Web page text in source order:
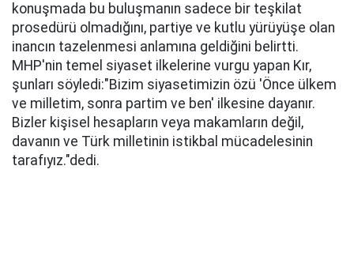
konuşmada bu buluşmanın sadece bir teşkilat
prosedürü olmadığını, partiye ve kutlu yürüyüşe olan
inancın tazelenmesi anlamına geldiğini belirtti.
MHP'nin temel siyaset ilkelerine vurgu yapan Kır,
şunları söyledi:​"Bizim siyasetimizin özü 'Önce ülkem
ve milletim, sonra partim ve ben' ilkesine dayanır.
Bizler kişisel hesapların veya makamların değil,
davanın ve Türk milletinin istikbal mücadelesinin
tarafıyız."dedi.